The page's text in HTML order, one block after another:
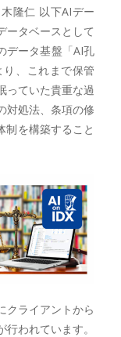
隆仁 以下AIデー
ータベースとして
データ基盤「AI孔
、これまで保管
っていた貴重な過
対処法、条項の修
制を構築すること
クライアントから
われています。